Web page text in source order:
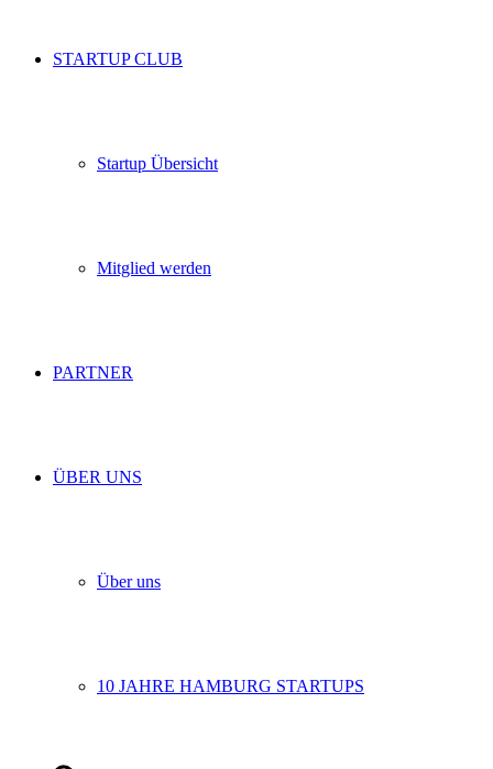
STARTUP CLUB
Startup Übersicht
Mitglied werden
PARTNER
ÜBER UNS
Über uns
10 JAHRE HAMBURG STARTUPS